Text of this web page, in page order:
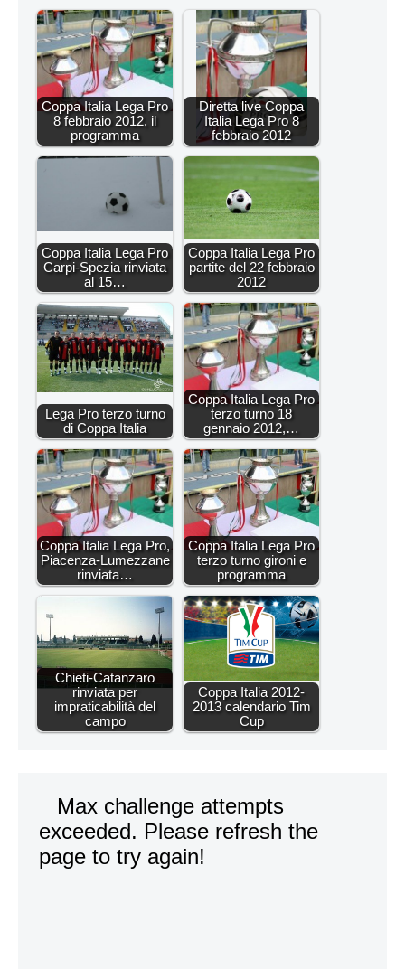
Coppa Italia Lega Pro
8 febbraio 2012, il
programma
Diretta live Coppa
Italia Lega Pro 8
febbraio 2012
Coppa Italia Lega Pro
Carpi-Spezia rinviata
al 15…
Coppa Italia Lega Pro
partite del 22 febbraio
2012
Lega Pro terzo turno
di Coppa Italia
Coppa Italia Lega Pro
terzo turno 18
gennaio 2012,…
Coppa Italia Lega Pro,
Piacenza-Lumezzane
rinviata…
Coppa Italia Lega Pro
terzo turno gironi e
programma
Chieti-Catanzaro
rinviata per
impraticabilità del
campo
Coppa Italia 2012-
2013 calendario Tim
Cup